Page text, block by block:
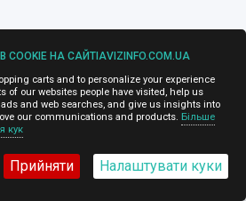
НА САЙТІAVIZINFO.COM.UA
carts and to personalize your experience
of our websites people have visited, help us
and web searches, and give us insights into
our communications and products. Більше
кук
Прийняти Налаштувати куки